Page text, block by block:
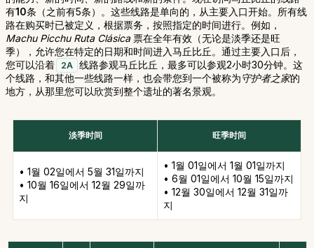
有10条（之前有5条）。这些线路是单向的，从主要入口开始。所有线
路在购买时已被定义，根据票务，按照指定的时间进行。例如，
Machu Picchu Ruta Clásica票在全年有效（无论是淡季还是旺
季），允许您在特定的日期和时间进入马丘比丘。通过主要入口后，
您可以沿着
2A 线路参观马丘比丘，最多可以参观2小时30分钟。这
个线路，和其他一些线路一样，也会带您到一个被称为守护者之家的
地方，从那里您可以欣赏到整个遗址的著名景观。
淡季时间 旺季时间
• 1월 02일에서 5월 31일까지
• 10월 16일에서 12월 29일까
지
• 1월 01일에서 1월 01일까지
• 6월 01일에서 10월 15일까지
• 12월 30일에서 12월 31일까
지